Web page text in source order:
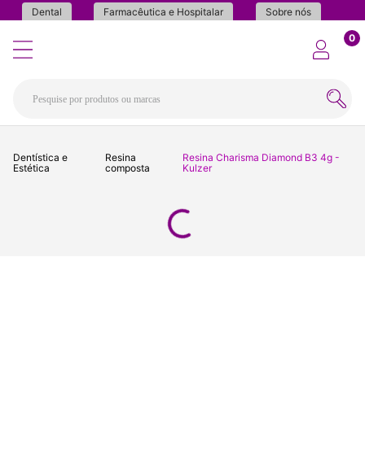
Dental Farmacêutica e Hospitalar Sobre nós
0
Dentística e
Estética
Resina
composta
Resina Charisma Diamond B3 4g -
Kulzer